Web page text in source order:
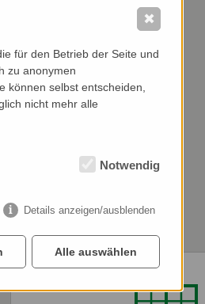
für den Betrieb der Seite und
zu anonymen
können selbst entscheiden,
nicht mehr alle
Notwendig
Details anzeigen/ausblenden
Alle auswählen
✖